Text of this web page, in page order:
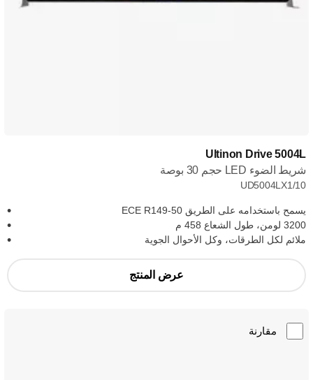
Ultinon Drive 5004L
شريط الضوء LED حجم 30 بوصة
UD5004LX1/10
يسمح باستخدامه على الطريق ECE R149-50
3200 لومن، طول الشعاع 458 م
ملائم لكل الطرقات، وكل الأحوال الجوية
عرض المنتج
مقارنة